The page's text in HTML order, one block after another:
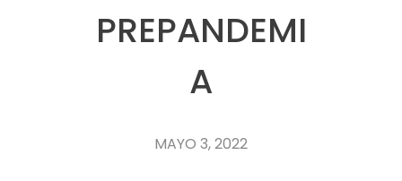
PREPANDEMI
A
MAYO 3, 2022